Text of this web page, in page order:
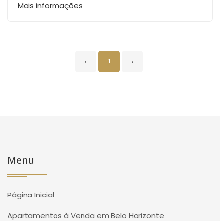
Mais informações
‹ 1 ›
Menu
Página Inicial
Apartamentos à Venda em Belo Horizonte